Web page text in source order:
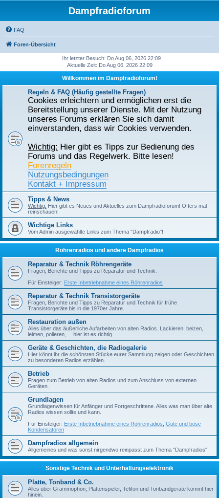
Dampfradioforum
FAQ
Foren-Übersicht
Ihr letzter Besuch: Do Aug 06, 2026 22:09
Aktuelle Zeit: Do Aug 06, 2026 22:09
Willkommen im Dampfradioforum!
Regeln & FAQ (Häufig gestellte Fragen)
Cookies erleichtern und ermöglichen erst die
Bereitstellung unserer Dienste. Mit der Nutzung
unseres Forums erklären Sie sich damit
einverstanden, dass wir Cookies verwenden.
Wichtig: Hier gibt es Tipps zur Bedienung des
Forums und das Regelwerk. Bitte lesen!
Forenregeln
Nutzungsbedingungen
Kontakt + Impressum
Tipps & News
Wichtig: Hier gibt es Neues und Aktuelles zum Dampfradioforum! Öfters mal
reinschauen!
Wichtige Links
Vom Admin ausgewählte Links zum Thema "Dampfradio"!
Röhrenradios und andere Dampfradios
Reparatur & Technik Röhrengeräte
Fragen, Berichte und Tipps zu Reparatur und Technik.
Für Einsteiger: Erste Inbetriebnahme eines Röhrenradios
Reparatur & Technik Transistorgeräte
Fragen, Berichte und Tipps zu Reparatur und Technik für frühe
Transistorgeräte bis in die 1970er Jahre.
Restauration außen
Alles über das äußerliche Aufarbeiten von alten Radios. Lackieren, beizen,
leimen, polieren, ... hier ist es richtig.
Geräte & Geschichten, die Radiogalerie
Hier könnt ihr die schönsten Stücke eurer Sammlung zeigen oder Geschichten
zu besonderen Radios erzählen.
Betrieb
Fragen zum Betrieb von alten Radios und zum Anschluss von externen
Geräten.
Grundlagen
Grundlagenwissen für Anfänger und Fortgeschrittene. Alles was man über alte
Radios wissen sollte und kann.
Für Einsteiger: Erste Inbetriebnahme eines Röhrenradios Gute und böse
Kondensatoren
Dampfradios allgemein
Allgemeines und was sonst nirgendwo reinpasst zum Thema "Dampfradios".
Sonstige Technik und Unterhaltungselektronik
Platte, Tonband & Co.
Alles über Grammophon, Plattenspieler, Tefifon und Tonbandgeräte kommt hier
hinein.